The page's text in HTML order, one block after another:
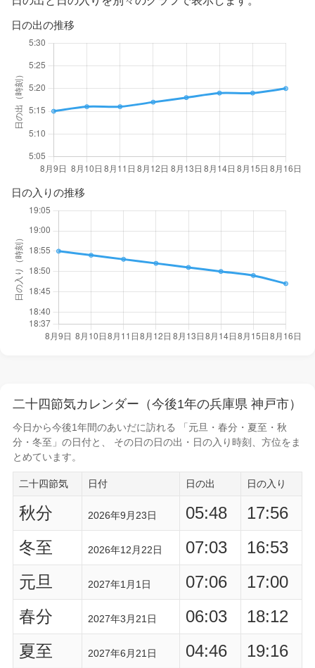
日の出の推移
日の入りの推移
二十四節気カレンダー（今後1年の兵庫県 神戸市）
今日から今後1年間のあいだに訪れる 「元旦・春分・夏至・秋
分・冬至」の日付と、 その日の日の出・日の入り時刻
、方位をま
とめています。
二十四節気 日付 日の出 日の入り
秋分 2026年9月23日 05:48
17:56
冬至
2026年12月22日 07:03
16:53
元旦
2027年1月1日 07:06
17:00
春分
2027年3月21日 06:03
18:12
夏至
2027年6月21日 04:46 19:16